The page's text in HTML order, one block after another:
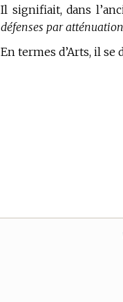
Il signifiait, dans
défenses par
En termes d’Arts, il se